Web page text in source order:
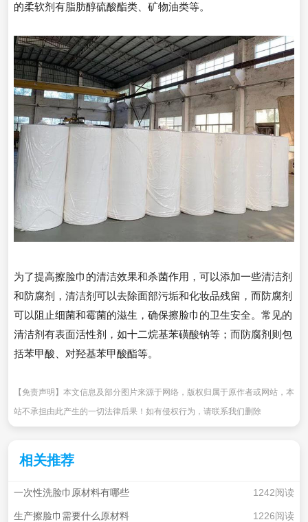
的柔软剂有脂肪醇硫酸酯类、矿物油类等。
为了提高擦脸巾的清洁效果和杀菌作用，可以添加一些清洁剂
和防腐剂，清洁剂可以去除面部污垢和化妆品残留，而防腐剂
可以阻止细菌和霉菌的滋生，确保擦脸巾的卫生安全。常见的
清洁剂有表面活性剂，如十二烷基苯磺酸钠等；而防腐剂则包
括苯甲酸、对羟基苯甲酸酯等。
【免责声明】本文信息及部分图片来源于网络，版权归属于原作者或网站，本
站不承担由此产生的一切法律后果！如有侵权行为，请联系我们删除
相关推荐
一次性洗脸巾原材料有哪些 1242阅读
生产擦脸巾需要什么原材料 1226阅读